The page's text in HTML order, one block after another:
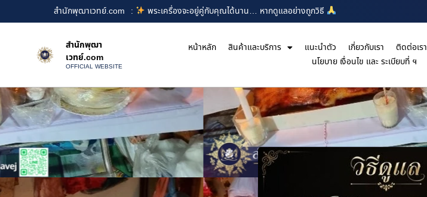
สำนักพุฒาเวทย์.com : พระเครื่องจะอยู่คู่กับคุณได้นาน… หากดูแลอย่างถูกวิธี
สำนักพุฒา
เวทย์.com
OFFICIAL WEBSITE
หน้าหลัก สินค้าและบริการ แนะนำตัว เกี่ยวกับเรา ติดต่อเรา
นโยบาย เงื่อนไข และ ระเบียบที่ ฯ